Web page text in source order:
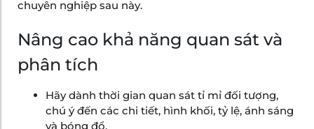
chuyên nghiệp sau này.
Nâng cao khả năng quan sát và
phân tích
Hãy dành thời gian quan sát tỉ mỉ đối tượng,
chú ý đến các chi tiết, hình khối, tỷ lệ, ánh sáng
và bóng đổ.